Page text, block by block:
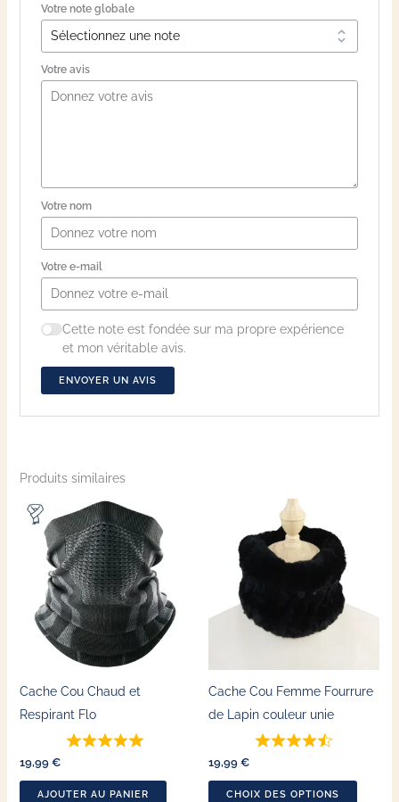
Votre note globale
Votre avis
Votre nom
Votre e-mail
Cette note est fondée sur ma propre expérience
et mon véritable avis.
ENVOYER UN AVIS
Produits similaires
Cache Cou Chaud et
Respirant Flo
19,99 €
AJOUTER AU PANIER
Cache Cou Femme Fourrure
de Lapin couleur unie
19,99 €
CHOIX DES OPTIONS
être
page